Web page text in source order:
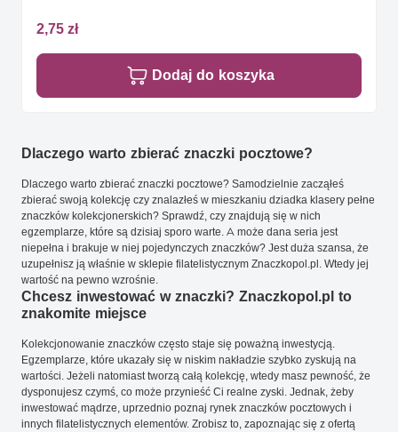
2,75 zł
Dodaj do koszyka
Dlaczego warto zbierać znaczki pocztowe?
Dlaczego warto zbierać znaczki pocztowe? Samodzielnie zacząłeś
zbierać swoją kolekcję czy znalazłeś w mieszkaniu dziadka klasery pełne
znaczków kolekcjonerskich? Sprawdź, czy znajdują się w nich
egzemplarze, które są dzisiaj sporo warte. A może dana seria jest
niepełna i brakuje w niej pojedynczych znaczków? Jest duża szansa, że
uzupełnisz ją właśnie w sklepie filatelistycznym Znaczkopol.pl. Wtedy jej
wartość na pewno wzrośnie.
Chcesz inwestować w znaczki? Znaczkopol.pl to
znakomite miejsce
Kolekcjonowanie znaczków często staje się poważną inwestycją.
Egzemplarze, które ukazały się w niskim nakładzie szybko zyskują na
wartości. Jeżeli natomiast tworzą całą kolekcję, wtedy masz pewność, że
dysponujesz czymś, co może przynieść Ci realne zyski. Jednak, żeby
inwestować mądrze, uprzednio poznaj rynek znaczków pocztowych i
innych filatelistycznych elementów. Zrobisz to, zapoznając się z ofertą